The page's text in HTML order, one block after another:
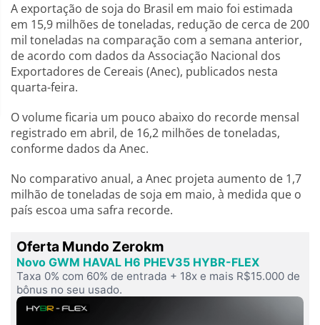
A exportação de soja do Brasil em maio foi estimada
em 15,9 milhões de toneladas, redução de cerca de 200
mil toneladas na comparação com a semana anterior,
de acordo com dados da Associação Nacional dos
Exportadores de Cereais (Anec), publicados nesta
quarta-feira.
O volume ficaria um pouco abaixo do recorde mensal
registrado em abril, de 16,2 milhões de toneladas,
conforme dados da Anec.
No comparativo anual, a Anec projeta aumento de 1,7
milhão de toneladas de soja em maio, à medida que o
país escoa uma safra recorde.